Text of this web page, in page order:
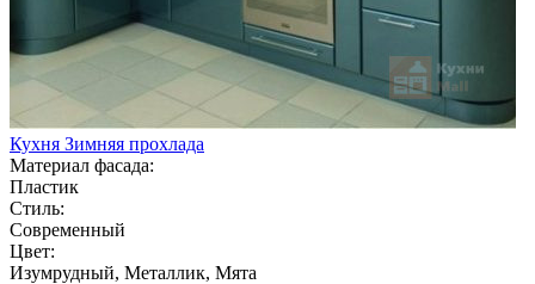
Кухня Зимняя прохлада
Материал фасада:
Пластик
Стиль:
Современный
Цвет:
Изумрудный, Металлик, Мята